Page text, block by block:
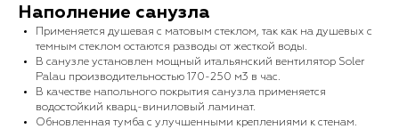
Наполнение санузла
Применяется душевая с матовым стеклом, так как на душевых с
темным стеклом остаются разводы от жесткой воды.
В санузле установлен мощный итальянский вентилятор Soler
Palau производительностью 170-250 м3 в час.
В качестве напольного покрытия санузла применяется
водостойкий кварц-виниловый ламинат.
Обновленная тумба с улучшенными креплениями к стенам.